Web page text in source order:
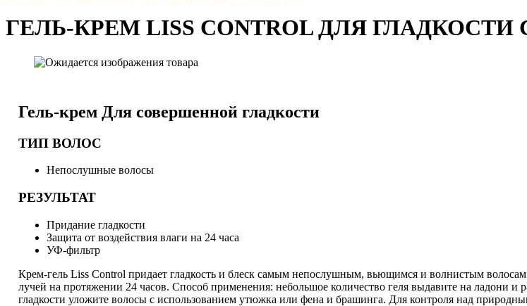
ГЕЛЬ-КРЕМ LISS CONTROL ДЛЯ ГЛАДКОСТИ
Гель-крем Для совершенной гладкости
ТИП ВОЛОС
Непослушные волосы
РЕЗУЛЬТАТ
Придание гладкости
Защита от воздействия влаги на 24 часа
УФ-фильтр
Крем-гель Liss Control придает гладкость и блеск самым непослушным, вьющимся и волнистым
лучей на протяжении 24 часов. Способ применения: небольшое количество геля выдавите на ладони
гладкости уложите волосы с использованием утюжка или фена и брашинга. Для контроля над